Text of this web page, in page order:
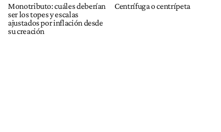
Monotributo: cuáles deberían
ser los topes y escalas
ajustados por inflación desde
su creación
Centrífuga o centrípeta